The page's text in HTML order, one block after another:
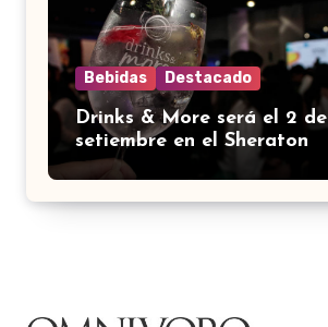
Bebidas Destacado
Drinks & More será el 2 de
setiembre en el Sheraton